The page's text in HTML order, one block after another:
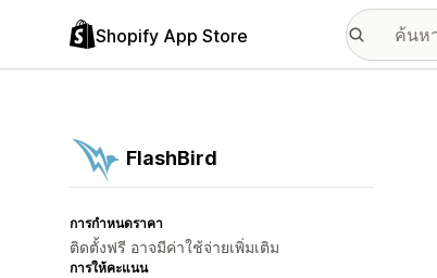
Shopify App Store
FlashBird
การกำหนดราคา
ติดตั้งฟรี อาจมีค่าใช้จ่ายเพิ่มเติม
การให้คะแนน